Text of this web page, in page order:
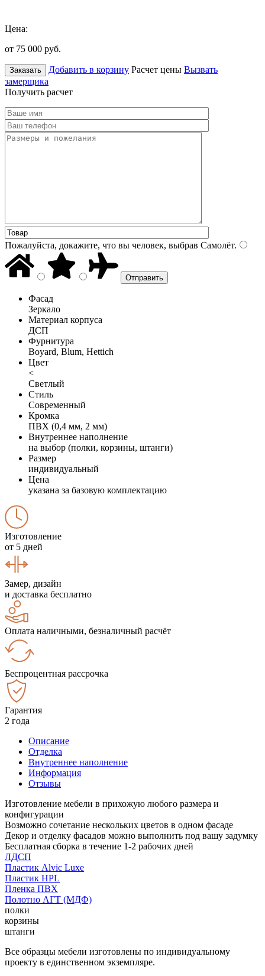
Цена:
от 75 000 руб.
Заказать Добавить в корзину Расчет цены Вызвать
замерщика
Получить расчет
Пожалуйста, докажите, что вы человек, выбрав Самолёт.
Фасад
Зеркало
Материал корпуса
ДСП
Фурнитура
Boyard, Blum, Hettich
Цвет
<
Светлый
Стиль
Современный
Кромка
ПВХ (0,4 мм, 2 мм)
Внутреннее наполнение
на выбор (полки, корзины, штанги)
Размер
индивидуальный
Цена
указана за базовую комплектацию
Изготовление
от 5 дней
Замер, дизайн
и доставка бесплатно
Оплата наличными, безналичный расчёт
Беспроцентная рассрочка
Гарантия
2 года
Описание
Отделка
Внутреннее наполнение
Информация
Отзывы
Изготовление мебели в прихожую любого размера и
конфигурации
Возможно сочетание нескольких цветов в одном фасаде
Декор и отделку фасадов можно выполнить под вашу задумку
Бесплатная сборка в течение 1-2 рабочих дней
ЛДСП
Пластик Alvic Luxe
Пластик HPL
Пленка ПВХ
Полотно АГТ (МДФ)
полки
корзины
штанги
Все образцы мебели изготовлены по индивидуальному
проекту в единственном экземпляре.